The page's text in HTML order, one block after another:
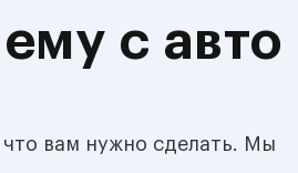
с авто
вам нужно сделать. Мы